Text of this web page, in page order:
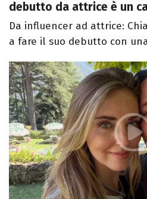
debutto da attrice è un
Da influencer ad attrice:
a fare il suo debutto con